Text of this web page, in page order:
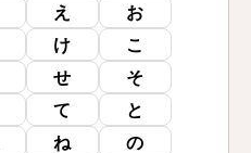
え
お
け
こ
せ
そ
て
と
ね
の